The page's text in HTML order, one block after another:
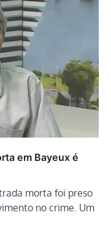
em Bayeux é
morta foi preso
no crime. Um